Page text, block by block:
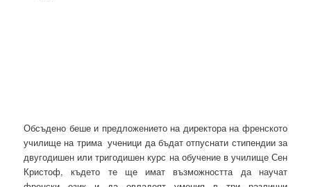
Обсъдено беше и предложението на директора на френското
училище на трима ученици да бъдат отпуснати стипендии за
двугодишен или тригодишен курс на обучение в училище Сен
Кристоф, където те ще имат възможността да научат